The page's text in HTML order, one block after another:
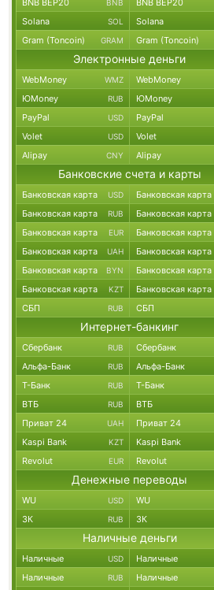
BNB BEP20 BNB BNB BEP20
Solana SOL Solana
Gram (Toncoin) GRAM Gram (Toncoin)
Электронные деньги
WebMoney WMZ WebMoney
ЮMoney RUB ЮMoney
PayPal USD PayPal
Volet USD Volet
Alipay CNY Alipay
Банковские счета и карты
Банковская карта USD Банковская карта
Банковская карта RUB Банковская карта
Банковская карта EUR Банковская карта
Банковская карта UAH Банковская карта
Банковская карта BYN Банковская карта
Банковская карта KZT Банковская карта
СБП RUB СБП
Интернет-банкинг
Сбербанк RUB Сбербанк
Альфа-Банк RUB Альфа-Банк
Т-Банк RUB Т-Банк
ВТБ RUB ВТБ
Приват 24 UAH Приват 24
Kaspi Bank KZT Kaspi Bank
Revolut EUR Revolut
Денежные переводы
WU USD WU
ЗК RUB ЗК
Наличные деньги
Наличные USD Наличные
Наличные RUB Наличные